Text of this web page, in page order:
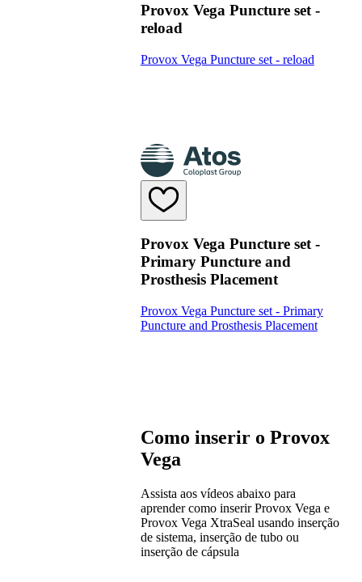
Provox Vega Puncture set -
reload
Provox Vega Puncture set - reload
Provox Vega Puncture set -
Primary Puncture and
Prosthesis Placement
Provox Vega Puncture set - Primary
Puncture and Prosthesis Placement
Como inserir o Provox
Vega
Assista aos vídeos abaixo para
aprender como inserir Provox Vega e
Provox Vega XtraSeal usando inserção
de sistema, inserção de tubo ou
inserção de cápsula